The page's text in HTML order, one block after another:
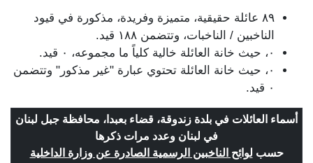
٨٩ عائلة حقيقية، متميزة وفريدة، مذكورة في قيود
الناخبين / الناخبات، وتتضمن ١٨٨ قيد.
٠، حيث خانة العائلة خالية كلياً ما مجموعه، ٠ قيد.
٠، حيث خانة العائلة تحتوي عبارة "غير مذكور" وتتضمن
٠ قيد.
أسماء العائلات في بلدة زندوقة، قضاء بعبدا، محافظة جبل لبنان
في لبنان وعدد مرات ذكرها
حسب لوائح الناخبين الرسمية الصادرة عن وزارة الداخلية